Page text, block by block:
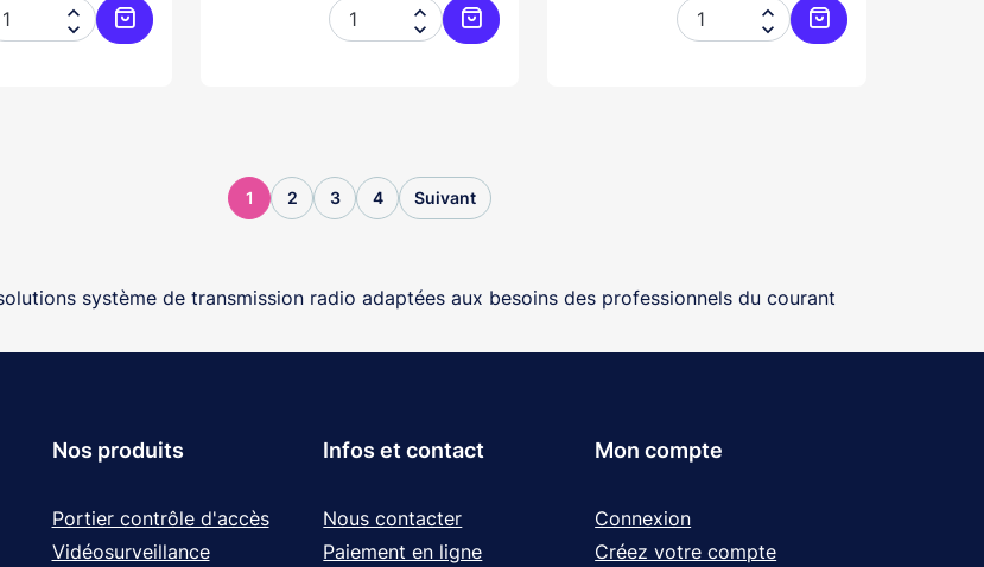


Ajouter au panier


Ajouter au panier


Ajouter au panier
1 2 3 4 Suivant
système de transmission radio adaptées aux besoins des professionnels du courant
Nos produits
Portier contrôle d'accès
Vidéosurveillance
Infos et contact
Nous contacter
Paiement en ligne
Mon compte
Connexion
Créez votre compte